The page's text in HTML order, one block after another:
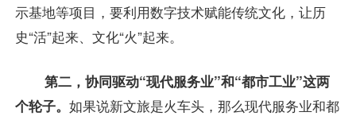
示基地等项目，要利用数字技术赋能传统文化，让历
史“活”起来、文化“火”起来。
第二，协同驱动“现代服务业”和“都市工业”这两
个轮子。 如果说新文旅是火车头，那么现代服务业和都